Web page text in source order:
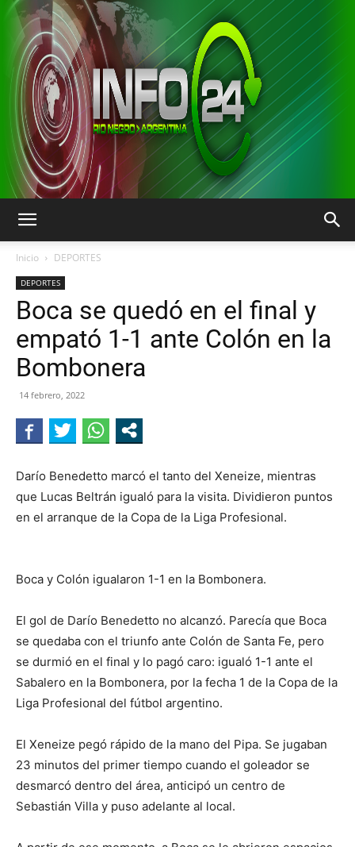
RIO
Inicio DEPORTES
DEPORTES
Boca se quedó en el final y
empató 1-1 ante Colón en la
Bombonera
14 febrero, 2022
Darío Benedetto marcó el tanto del Xeneize, mientras
que Lucas Beltrán igualó para la visita. Dividieron puntos
en el arranque de la Copa de la Liga Profesional.
Boca y Colón igualaron 1-1 en la Bombonera.
El gol de Darío Benedetto no alcanzó. Parecía que Boca
se quedaba con el triunfo ante Colón de Santa Fe, pero
se durmió en el final y lo pagó caro: igualó 1-1 ante el
Sabalero en la Bombonera, por la fecha 1 de la Copa de la
Liga Profesional del fútbol argentino.
El Xeneize pegó rápido de la mano del Pipa. Se jugaban
23 minutos del primer tiempo cuando el goleador se
desmarcó dentro del área, anticipó un centro de
Sebastián Villa y puso adelante al local.